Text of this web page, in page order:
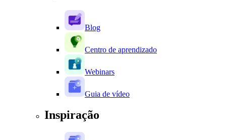
Blog
Centro de aprendizado
Webinars
Guia de vídeo
Inspiração